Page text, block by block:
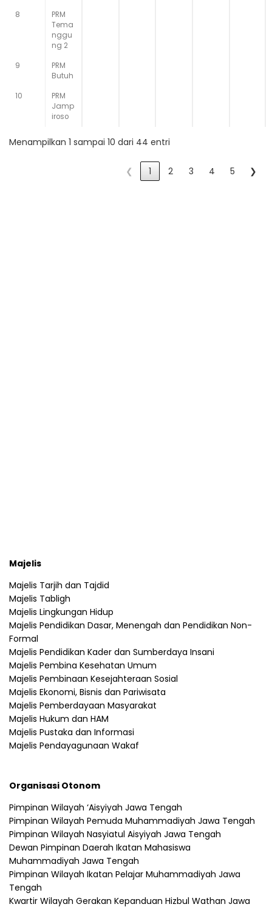
8
PRM
Tema
nggu
ng 2
9
PRM
Butuh
10
PRM
Jamp
iroso
Menampilkan 1 sampai 10 dari 44 entri
❮ 1 2 3 4 5 ❯
Majelis
Majelis Tarjih dan Tajdid
Majelis Tabligh
Majelis Lingkungan Hidup
Majelis Pendidikan Dasar, Menengah dan Pendidikan Non-
Formal
Majelis Pendidikan Kader dan Sumberdaya Insani
Majelis Pembina Kesehatan Umum
Majelis Pembinaan Kesejahteraan Sosial
Majelis Ekonomi, Bisnis dan Pariwisata
Majelis Pemberdayaan Masyarakat
Majelis Hukum dan HAM
Majelis Pustaka dan Informasi
Majelis Pendayagunaan Wakaf
Organisasi Otonom
Pimpinan Wilayah ‘Aisyiyah Jawa Tengah
Pimpinan Wilayah Pemuda Muhammadiyah Jawa Tengah
Pimpinan Wilayah Nasyiatul Aisyiyah Jawa Tengah
Dewan Pimpinan Daerah Ikatan Mahasiswa
Muhammadiyah Jawa Tengah
Pimpinan Wilayah Ikatan Pelajar Muhammadiyah Jawa
Tengah
Kwartir Wilayah Gerakan Kepanduan Hizbul Wathan Jawa